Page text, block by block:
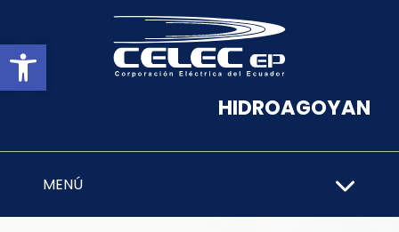
Abrir barra de herramientas
HIDROAGOYAN
MENÚ